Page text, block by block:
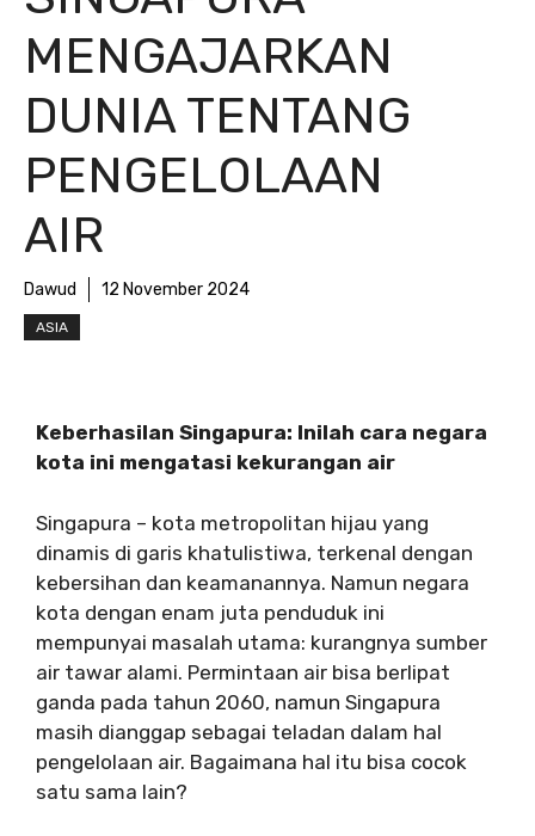
MENGAJARKAN
DUNIA TENTANG
PENGELOLAAN
AIR
Dawud 12 November 2024
ASIA
Keberhasilan Singapura: Inilah cara negara
kota ini mengatasi kekurangan air
Singapura – kota metropolitan hijau yang
dinamis di garis khatulistiwa, terkenal dengan
kebersihan dan keamanannya. Namun negara
kota dengan enam juta penduduk ini
mempunyai masalah utama: kurangnya sumber
air tawar alami. Permintaan air bisa berlipat
ganda pada tahun 2060, namun Singapura
masih dianggap sebagai teladan dalam hal
pengelolaan air. Bagaimana hal itu bisa cocok
satu sama lain?